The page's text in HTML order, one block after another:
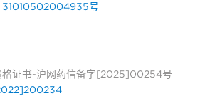
31010502004935号
格证书-沪网药信备字[2025]00254号